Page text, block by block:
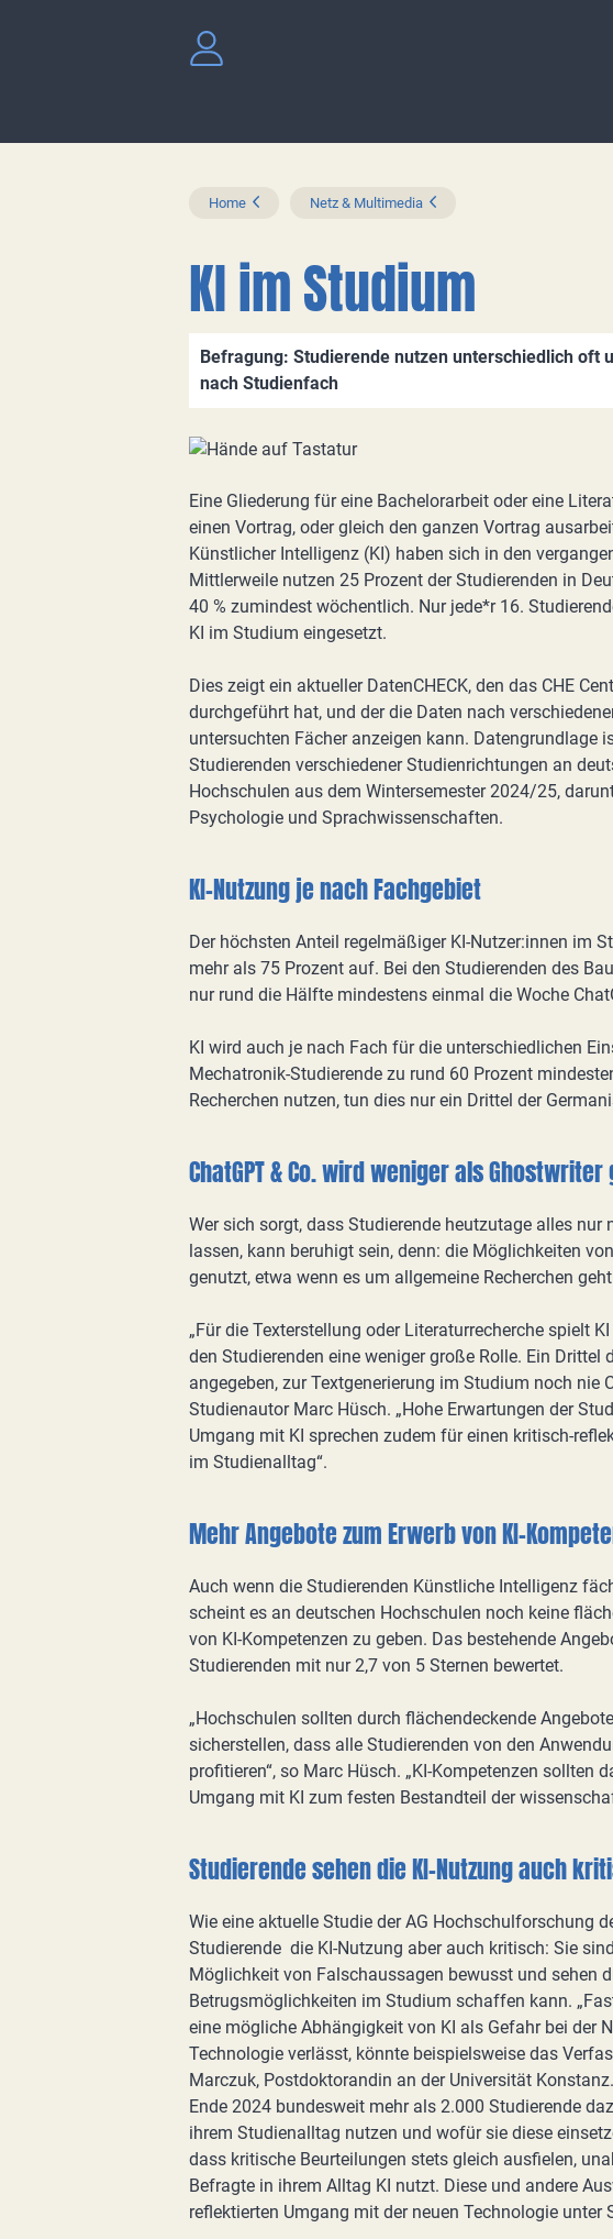
Home Netz & Multimedia
KI im Studium
Befragung: Studierende nutzen unterschiedlich oft
nach Studienfach
Eine Gliederung für eine Bachelorarbeit oder eine
einen Vortrag, oder gleich den ganzen Vortrag
Künstlicher Intelligenz (KI) haben sich in den
Mittlerweile nutzen 25 Prozent der Studierenden in
40 % zumindest wöchentlich. Nur jede*r 16.
KI im Studium eingesetzt.
Dies zeigt ein aktueller DatenCHECK, den das CHE
durchgeführt hat, und der die Daten nach
untersuchten Fächer anzeigen kann. Datengrundlage
Studierenden verschiedener Studienrichtungen an
Hochschulen aus dem Wintersemester 2024/25,
Psychologie und Sprachwissenschaften.
KI-Nutzung je nach Fachgebiet
Der höchsten Anteil regelmäßiger KI-Nutzer:innen im
mehr als 75 Prozent auf. Bei den Studierenden des
nur rund die Hälfte mindestens einmal die Woche
KI wird auch je nach Fach für die unterschiedlichen
Mechatronik-Studierende zu rund 60 Prozent
Recherchen nutzen, tun dies nur ein Drittel der
ChatGPT & Co. wird weniger als
Wer sich sorgt, dass Studierende heutzutage alles nur
lassen, kann beruhigt sein, denn: die Möglichkeiten
genutzt, etwa wenn es um allgemeine Recherchen
„Für die Texterstellung oder Literaturrecherche spielt
den Studierenden eine weniger große Rolle. Ein
angegeben, zur Textgenerierung im Studium noch nie
Studienautor Marc Hüsch. „Hohe Erwartungen der
Umgang mit KI sprechen zudem für einen kritisch-
im Studienalltag“.
Mehr Angebote zum Erwerb von KI-
Auch wenn die Studierenden Künstliche Intelligenz
scheint es an deutschen Hochschulen noch keine
von KI-Kompetenzen zu geben. Das bestehende
Studierenden mit nur 2,7 von 5 Sternen bewertet.
„Hochschulen sollten durch flächendeckende
sicherstellen, dass alle Studierenden von den
profitieren“, so Marc Hüsch. „KI-Kompetenzen sollten
Umgang mit KI zum festen Bestandteil der
Studierende sehen die KI-Nutzung auch
Wie eine aktuelle Studie der AG Hochschulforschung
Studierende die KI-Nutzung aber auch kritisch: Sie
Möglichkeit von Falschaussagen bewusst und sehen
Betrugsmöglichkeiten im Studium schaffen kann.
eine mögliche Abhängigkeit von KI als Gefahr bei der
Technologie verlässt, könnte beispielsweise das
Marczuk, Postdoktorandin an der Universität
Ende 2024 bundesweit mehr als 2.000 Studierende
ihrem Studienalltag nutzen und wofür sie diese
dass kritische Beurteilungen stets gleich ausfielen,
Befragte in ihrem Alltag KI nutzt. Diese und andere
reflektierten Umgang mit der neuen Technologie unter